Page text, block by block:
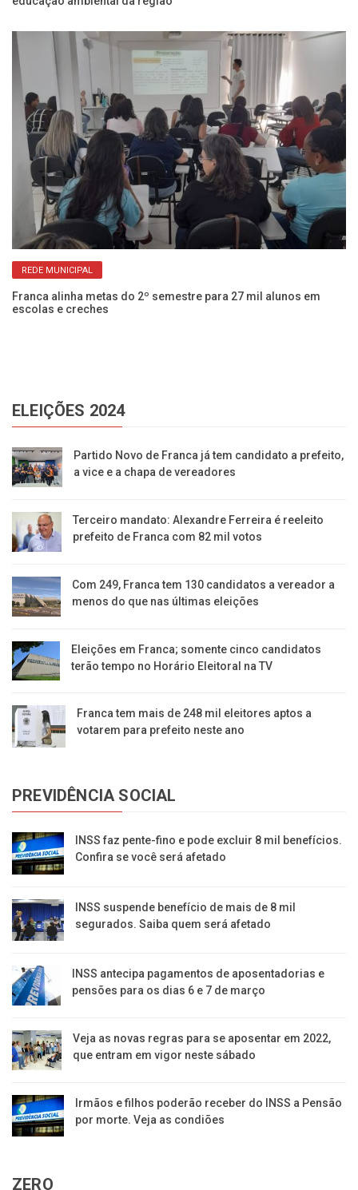
REDE MUNICIPAL
Franca alinha metas do 2º semestre para 27 mil alunos em
escolas e creches
ELEIÇÕES 2024
Partido Novo de Franca já tem candidato a prefeito,
a vice e a chapa de vereadores
Terceiro mandato: Alexandre Ferreira é reeleito
prefeito de Franca com 82 mil votos
Com 249, Franca tem 130 candidatos a vereador a
menos do que nas últimas eleições
Eleições em Franca; somente cinco candidatos
terão tempo no Horário Eleitoral na TV
Franca tem mais de 248 mil eleitores aptos a
votarem para prefeito neste ano
PREVIDÊNCIA SOCIAL
INSS faz pente-fino e pode excluir 8 mil benefícios.
Confira se você será afetado
INSS suspende benefício de mais de 8 mil
segurados. Saiba quem será afetado
INSS antecipa pagamentos de aposentadorias e
pensões para os dias 6 e 7 de março
Veja as novas regras para se aposentar em 2022,
que entram em vigor neste sábado
Irmãos e filhos poderão receber do INSS a Pensão
por morte. Veja as condiões
ZERO